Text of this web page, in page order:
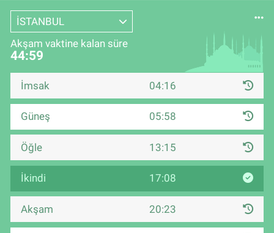
İSTANBUL
Akşam vaktine kalan süre
44:58
İmsak 04:16
Güneş 05:58
Öğle 13:15
İkindi 17:08
Akşam 20:23